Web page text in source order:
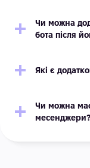
Чи можна
бота після
Які є
Чи можна
месенджери?